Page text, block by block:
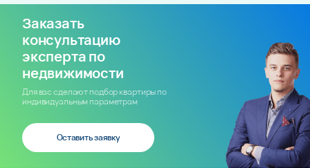
Заказать
консультацию
эксперта по
недвижимости
Для вас сделают подбор квартиры по
индивидуальным параметрам
Оставить заявку